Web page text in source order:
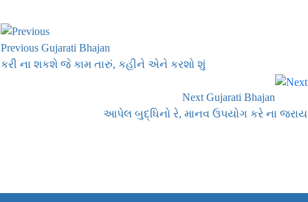
Previous Gujarati Bhajan
કરી ના શકશે જે કામ તારું, કહીને એને કરશો શું
Next Gujarati Bhajan
આપેલ બુદ્ધિનો રે, માનવ ઉપયોગ કરે ના જરાય